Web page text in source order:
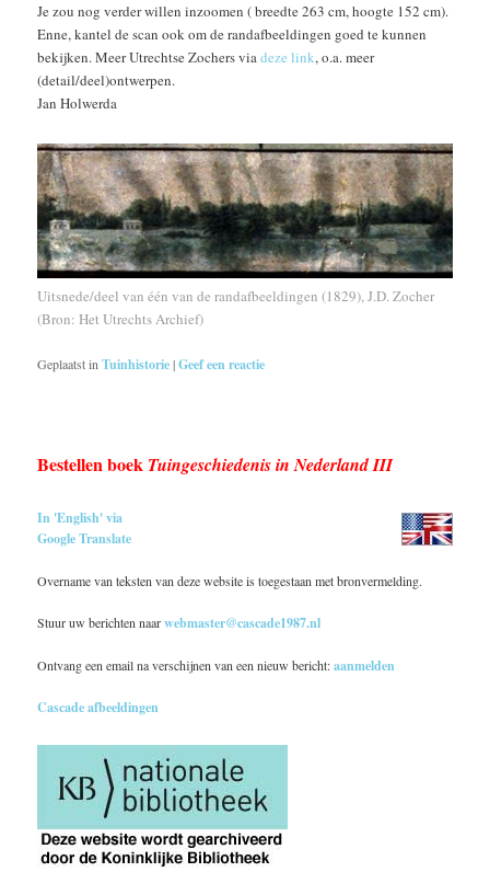
Je zou nog verder willen inzoomen (breedte 263 cm,hoogte 152 cm).
Enne, kantel de scan ook om de randafbeeldingen goed te kunnen
bekijken. Meer Utrechtse Zochers viadeze link, o.a. meer
(detail/deel)ontwerpen.
Jan Holwerda
Uitsnede/deel van één van de randafbeeldingen (1829), J.D. Zocher
(Bron: Het Utrechts Archief)
Geplaatst inTuinhistorie|Geef een reactie
Bestellen boek Tuingeschiedenis in Nederland III
In 'English' via
Google Translate
Overname van teksten van deze website is toegestaan met bronvermelding.
Stuur uw berichten naarwebmaster@cascade1987.nl
Ontvang een email na verschijnen van een nieuw bericht:aanmelden
Cascade afbeeldingen